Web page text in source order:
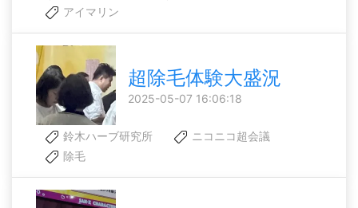
アイマリン
超除毛体験大盛況
2025-05-07 16:06:18
鈴木ハーブ研究所
ニコニコ超会議
除毛